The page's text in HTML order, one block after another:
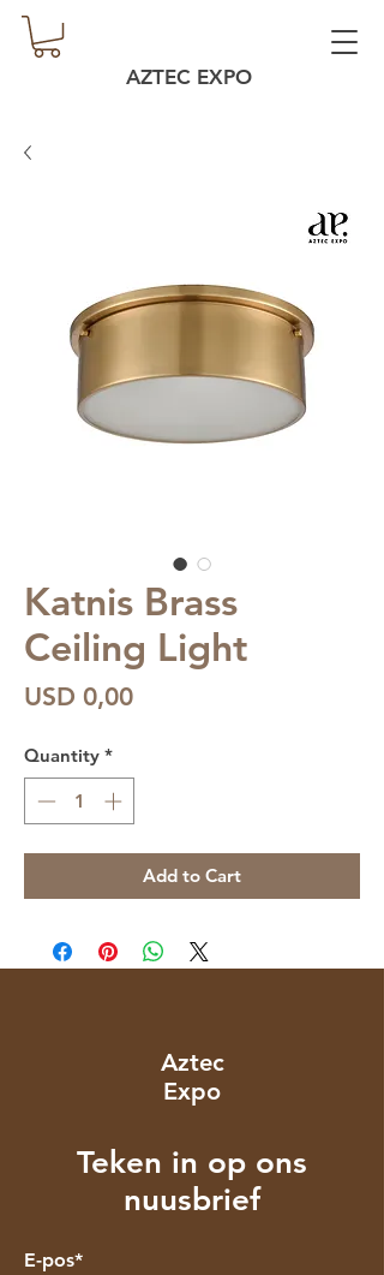
AZTEC EXPO
Katnis Brass
Ceiling Light
USD 0,00Price
Quantity *
Add to Cart
Aztec
Expo
Teken in op ons
nuusbrief
E-pos*